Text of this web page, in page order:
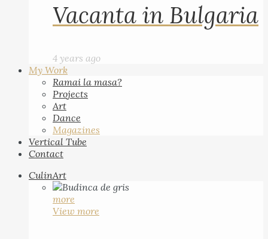
Vacanta in Bulgaria
4 years ago
My Work
Ramai la masa?
Projects
Art
Dance
Magazines
Vertical Tube
Contact
CulinArt
more
View more